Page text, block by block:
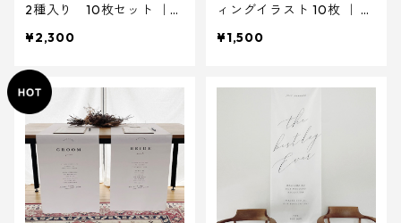
2種入り 10枚セット ｜
¥2,300
ィングイラスト 10枚 ｜ 結
¥1,500